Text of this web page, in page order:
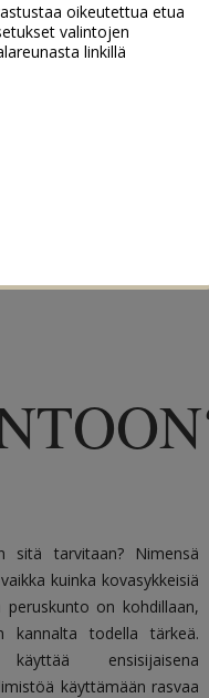
FIT 2016
sitä tarvitaan? Nimensä
kuinka kovasykkeisiä
on kohdillaan,
kannalta todella tärkeä.
käyttää ensisijaisena
käyttämään rasvaa
oikeutettua etua
valintojen
linkillä